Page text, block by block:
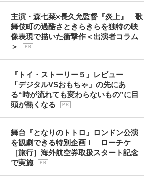
主演・森七菜×長久允監督『炎上』 歌
舞伎町の過酷さときらきらを独特の映
像表現で描いた衝撃作＜出演者コラム
＞
P R
『トイ・ストーリー５』レビュー
「デジタルVSおもちゃ」の先にあ
る“時が流れても変わらないもの”に目
頭が熱くなる
P R
舞台『となりのトトロ』ロンドン公演
を観劇できる特別企画！ ローチケ
［旅行］海外航空券取扱スタート記念
で実施
P R